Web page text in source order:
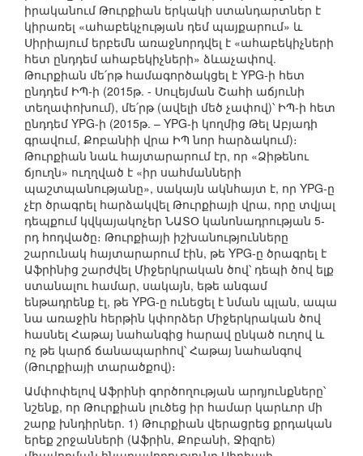
իրականում Թուրքիան երկակի ստանդարտներ է
կիրառել «ահաբեկչության դեմ պայքարում» և
Սիրիայում երբեմն առաջնորդվել է «ահաբեկիչների
հետ ընդդեմ ահաբեկիչների» ձևաչափով.
Թուրքիան մե՛րթ համագործակցել է YPG-ի հետ
ընդդեմ ԻՊ-ի (2015թ. - Սուլեյման Շահի աճյունի
տեղափոխում), մե՛րթ (ավելի մեծ չափով)՝ ԻՊ-ի հետ
ընդդեմ YPG-ի (2015թ. – YPG-ի կողմից Թել Աբյադի
գրավում, Քոբանիի վրա ԻՊ նոր հարձակում)։
Թուրքիան նաև հայտարարում էր, որ «Ձիթենու
ճյուղն» ուղղված է «իր սահմանների
պաշտպանությանը», սակայն ակնհայտ է, որ YPG-ը
չէր ծրագրել հարձակվել Թուրքիայի վրա, որը տվյալ
դեպքում կվկայակոչեր ՆԱՏՕ կանոնադրության 5-
րդ հոդվածը։ Թուրքիայի իշխանությունները
շարունակ հայտարարում էին, թե YPG-ը ծրագրել է
Աֆրինից շարժվել Միջերկրական ծով՝ դեպի ծով ելք
ստանալու համար, սակայն, եթե անգամ
ենթադրենք էլ, թե YPG-ը ունեցել է նման պլան, ապա
նա առաջին հերթին կփորձեր Միջերկրական ծով
հասնել Հաթայ նահանգից հարավ ընկած ուղով և
ոչ թե կարճ ճանապարհով՝ Հաթայ նահանգով
(Թուրքիայի տարածքով)։
Ամփոփելով Աֆրինի գործողության արդյունքները՝
նշենք, որ Թուրքիան լուծեց իր համար կարևոր մի
շարք խնդիրներ. 1) Թուրքիան վերացրեց քրդական
երեք շրջանների (Աֆրին, Քոբանի, Ջիզրե)